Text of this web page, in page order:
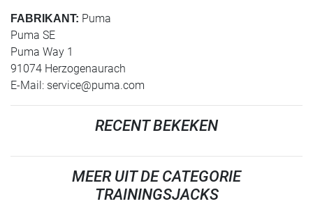
FABRIKANT: Puma
Puma SE
Puma Way 1
91074 Herzogenaurach
E-Mail: service@puma.com
RECENT BEKEKEN
MEER UIT DE CATEGORIE
TRAININGSJACKS